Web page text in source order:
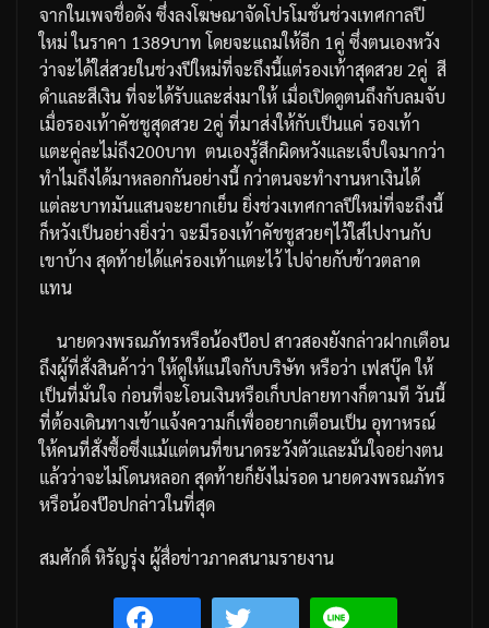
จากในเพจชื่อดัง ซึ่งลงโฆษณาจัดโปรโมชั่นช่วงเทศกาลปี
ใหม่ ในราคา 1389บาท โดยจะแถมให้อีก 1คู่ ซึ่งตนเองหวัง
ว่าจะได้ใส่สวยในช่วงปีใหม่ที่จะถึงนี้แต่รองเท้าสุดสวย 2คู่ สี
ดำและสีเงินที่จะได้รับและส่งมาให้ เมื่อเปิดดูตนถึงกับลมจับ
เมื่อรองเท้าคัชชูสุดสวย 2คู่ ที่มาส่งให้กับเป็นแค่ รองเท้า
แตะคู่ละไม่ถึง200บาท ตนเองรู้สึกผิดหวังและเจ็บใจมากว่า
ทำไมถึงได้มาหลอกกันอย่างนี้กว่าตนจะทำงานหาเงินได้
แต่ละบาทมันแสนจะยากเย็นยิ่งช่วงเทศกาลปีใหม่ที่จะถึงนี้
ก็หวังเป็นอย่างยิ่งว่า จะมีรองเท้าคัชชูสวยๆไว้ใส่ไปงานกับ
เขาบ้าง สุดท้ายได้แค่รองเท้าแตะไว้ ไปจ่ายกับข้าวตลาด
แทน
นายดวงพรณภัทรหรือน้องป๊อปสาวสองยังกล่าวฝากเตือน
ถึงผู้ที่สั่งสินค้าว่า ให้ดูให้แน่ใจกับบริษัท หรือว่า เฟสบุ๊ค ให้
เป็นที่มั่นใจ ก่อนที่จะโอนเงินหรือเก็บปลายทางก็ตามที วันนี้
ที่ต้องเดินทางเข้าแจ้งความก็เพื่ออยากเตือนเป็นอุทาหรณ์
ให้คนที่สั่งซื้อซึ่งแม้แต่ตนที่ขนาดระวังตัวและมั่นใจอย่างตน
แล้วว่าจะไม่โดนหลอก สุดท้ายก็ยังไม่รอดนายดวงพรณภัทร
หรือน้องป๊อปกล่าวในที่สุด
สมศักดิ์ หิรัญรุ่ง ผู้สื่อข่าวภาคสนามรายงาน